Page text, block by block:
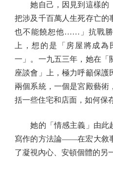
她自己，因見到這樣的
把涉及千百萬人生死存亡的
也不能饒恕他……」抗戰
上，想的是「房屋將成為
一」。一九五三年，她在「
座談會」上，極力呼籲保護
兩個系統，一個是宮殿藝術
括一些住宅和店面，如何保
她的「情感主義」由此
寫作的方法論——在宏大敘
了凝視內心、安頓個體的另